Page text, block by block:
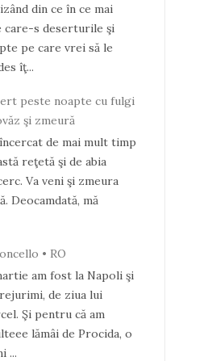
din ce în ce mai
care-s deserturile şi
pe care vrei să le
îţ...
peste noapte cu fulgi
şi zmeură
de mai mult timp
reţetă şi de abia
Va veni şi zmeura
Deocamdată, mă
• RO
am fost la Napoli şi
de ziua lui
Şi pentru că am
lămâi de Procida, o
...